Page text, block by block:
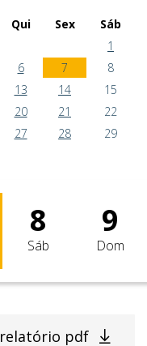
Qui Sex
Sáb
1
6 7
8
13 14
15
20 21
22
27 28
29
8
Sáb
9
Dom
relatório pdf